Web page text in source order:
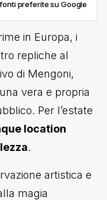
preferite su Google
in Europa, i
repliche al
di Mengoni,
vera e propria
Per l’estate
location
.
artistica e
magia